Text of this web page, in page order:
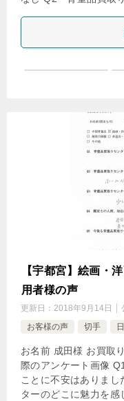
【宇都宮】絵画・
用者様の声
更新日： 2018年9月14日
お客様の声
切手
お名前 成田様 お買取
際のアンケート画像
ことに不安はありま
ターのどこに魅力を